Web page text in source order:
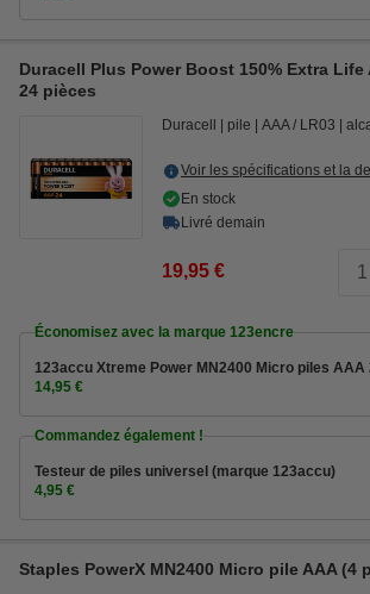
Duracell Plus Power Boost 150% Extra Life
24 pièces
Duracell pile AAA / LR03
Voir les spécifications et la
En stock
Livré demain
19,95 €
Économisez avec la marque 123encre
123accu Xtreme Power MN2400 Micro piles AAA
14,95 €
Commandez également !
Testeur de piles universel (marque 123accu)
4,95 €
Staples PowerX MN2400 Micro pile AAA (4